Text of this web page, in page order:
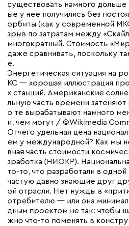
существовать намного дольше
ые у нее получились без
орбиты (как у современной
зрыв по затратам между
многократный. Стоимость
даже сравнивать, поскольку
е.
Энергетическая ситуация на
КС — хорошая иллюстрация
х станций. Американские
льную часть времени затеняют
о те вырабатывают намного
и, чем могут / ©Wikimedia
Отчего удельная цена
ем у международной? Как мы
вная часть стоимости
зработка (НИОКР).
то-то, что разработали в
частую давно знающие друг
ой отрасли. Нет нужды в
отребителю — или она
дным проектом не так: чтобы
жно что-то поменять в